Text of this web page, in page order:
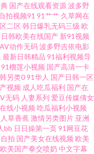
美久久 男人天堂社区5月天
草国拍自 国产精品福利探花
国产视屏91区 91网站免费线
草草逼网 91韩国老司机 五
在线 91起操 亚洲衣衣在线视
袜视频 91Ncom黄 日韩无码
国产在线观看资源波多野
自拍视频91 91艹艹 久草网在
二区 韩日爆乳无码三级 欧
日韩欧美在线国产 新91视频
动作无码波多野吉依电影
最新日韩精品 91福利视频导
91榴莲小视频 国产高清一卡
另类091华人 国产日韩一区
视频 成人吃瓜福利 国产在
无码 人妻系列 爱豆传媒倩女
线小视频 吃瓜福利小视频
人草香蕉 激情另类图片 亚洲
bb 日日操第一页91网豆花
拍 国产美女在线视频 欧美
欧美国产拳交喷奶 中文字幕